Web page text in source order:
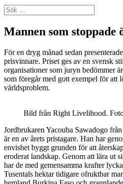
Sök
efter:
Mannen som stoppade
För en dryg månad sedan
prisvinnare. Priset ges av en svensk
organisationer som juryn bedömmer
som föregår med gott exempel för att
världsproblem.
Bild från Right Livelihood.
Jordbrukaren Yacouba Sawadogo
är en av årets pristagare. Han har
envishet byggt grunden för att
eroderat landskap. Genom att lära ut
har de med gemensamma krafter
Tusentals hektar tidigare ofruktbar